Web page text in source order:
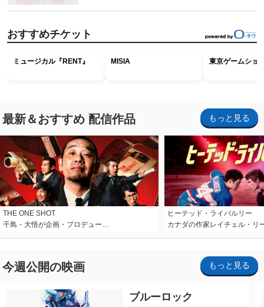
おすすめチケット
ミュージカル『RENT』 MISIA 東京ゲームショ
最新＆おすすめ 配信作品 もっと見る
THE ONE SHOT
千鳥・大悟が企画・プロデュー…
ヒーテッド・ライバルリー
カナダの作家レイチェル・リ
今週公開の映画 もっと見る
ブルーロック